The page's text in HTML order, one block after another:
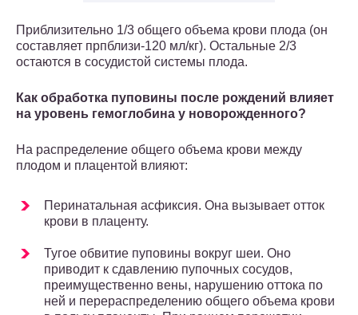
Приблизительно 1/3 общего объема крови плода (он
составляет прпблизи-120 мл/кг). Остальные 2/3
остаются в сосудистой системы плода.
Как обработка пуповины после рождений влияет
на уровень гемоглобина у новорожденного?
На распределение общего объема крови между
плодом и плацентой влияют:
Перинатальная асфиксия. Она вызывает отток
крови в плаценту.
Тугое обвитие пуповины вокруг шеи. Оно
приводит к сдавлению пупоч­ных сосудов,
преимущественно вены, нарушению оттока по
ней и пере­распределению общего объема крови